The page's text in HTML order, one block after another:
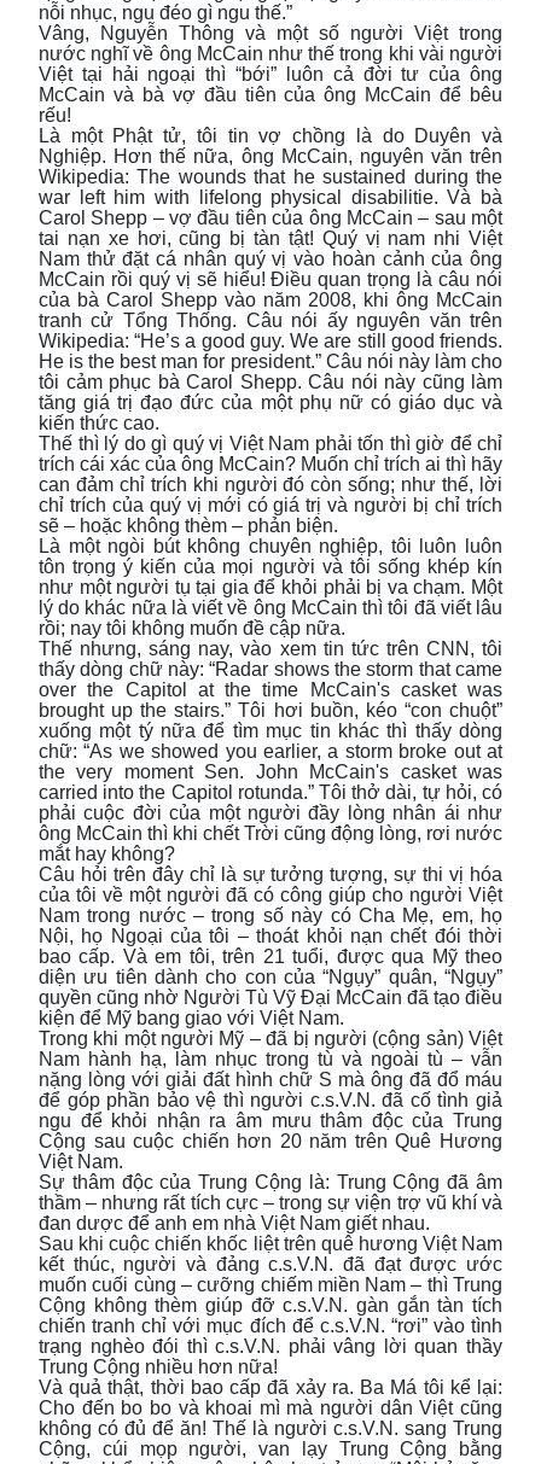
nỗi nhục, ngu đéo gì ngu thế.”
Vâng, Nguyễn Thông và một số người Việt trong
nước nghĩ về ông McCain như thế trong khi vài người
Việt tại hải ngoại thì “bới” luôn cả đời tư của ông
McCain và bà vợ đầu tiên của ông McCain để bêu
rếu!
Là một Phật tử, tôi tin vợ chồng là do Duyên và
Nghiệp. Hơn thế nữa, ông McCain, nguyên văn trên
Wikipedia: The wounds that he sustained during the
war left him with lifelong physical disabilitie. Và bà
Carol Shepp – vợ đầu tiên của ông McCain – sau một
tai nạn xe hơi, cũng bị tàn tật! Quý vị nam nhi Việt
Nam thử đặt cá nhân quý vị vào hoàn cảnh của ông
McCain rồi quý vị sẽ hiểu! Điều quan trọng là câu nói
của bà Carol Shepp vào năm 2008, khi ông McCain
tranh cử Tổng Thống. Câu nói ấy nguyên văn trên
Wikipedia: “He’s a good guy. We are still good friends.
He is the best man for president.” Câu nói này làm cho
tôi cảm phục bà Carol Shepp. Câu nói này cũng làm
tăng giá trị đạo đức của một phụ nữ có giáo dục và
kiến thức cao.
Thế thì lý do gì quý vị Việt Nam phải tốn thì giờ để chỉ
trích cái xác của ông McCain? Muốn chỉ trích ai thì hãy
can đảm chỉ trích khi người đó còn sống; như thế, lời
chỉ trích của quý vị mới có giá trị và người bị chỉ trích
sẽ – hoặc không thèm – phản biện.
Là một ngòi bút không chuyên nghiệp, tôi luôn luôn
tôn trọng ý kiến của mọi người và tôi sống khép kín
như một người tụ tại gia để khỏi phải bị va chạm. Một
lý do khác nữa là viết về ông McCain thì tôi đã viết lâu
rồi; nay tôi không muốn đề cập nữa.
Thế nhưng, sáng nay, vào xem tin tức trên CNN, tôi
thấy dòng chữ này: “Radar shows the storm that came
over the Capitol at the time McCain's casket was
brought up the stairs.” Tôi hơi buồn, kéo “con chuột”
xuống một tý nữa để tìm mục tin khác thì thấy dòng
chữ: “As we showed you earlier, a storm broke out at
the very moment Sen. John McCain's casket was
carried into the Capitol rotunda.” Tôi thở dài, tự hỏi, có
phải cuộc đời của một người đầy lòng nhân ái như
ông McCain thì khi chết Trời cũng động lòng, rơi nước
mắt hay không?
Câu hỏi trên đây chỉ là sự tưởng tượng, sự thi vị hóa
của tôi về một người đã có công giúp cho người Việt
Nam trong nước – trong số này có Cha Mẹ, em, họ
Nội, họ Ngoại của tôi – thoát khỏi nạn chết đói thời
bao cấp. Và em tôi, trên 21 tuổi, được qua Mỹ theo
diện ưu tiên dành cho con của “Ngụy” quân, “Ngụy”
quyền cũng nhờ Người Tù Vỹ Đại McCain đã tạo điều
kiện để Mỹ bang giao với Việt Nam.
Trong khi một người Mỹ – đã bị người (cộng sản) Việt
Nam hành hạ, làm nhục trong tù và ngoài tù – vẫn
nặng lòng với giải đất hình chữ S mà ông đã đổ máu
để góp phần bảo vệ thì người c.s.V.N. đã cố tình giả
ngu để khỏi nhận ra âm mưu thâm độc của Trung
Cộng sau cuộc chiến hơn 20 năm trên Quê Hương
Việt Nam.
Sự thâm độc của Trung Cộng là: Trung Cộng đã âm
thầm – nhưng rất tích cực – trong sự viện trợ vũ khí và
đan dược để anh em nhà Việt Nam giết nhau.
Sau khi cuộc chiến khốc liệt trên quê hương Việt Nam
kết thúc, người và đảng c.s.V.N. đã đạt được ước
muốn cuối cùng – cưỡng chiếm miền Nam – thì Trung
Cộng không thèm giúp đỡ c.s.V.N. gàn gắn tàn tích
chiến tranh chỉ với mục đích để c.s.V.N. “rơi” vào tình
trạng nghèo đói thì c.s.V.N. phải vâng lời quan thầy
Trung Cộng nhiều hơn nữa!
Và quả thật, thời bao cấp đã xảy ra. Ba Má tôi kể lại:
Cho đến bo bo và khoai mì mà người dân Việt cũng
không có đủ để ăn! Thế là người c.s.V.N. sang Trung
Cộng, cúi mọp người, van lạy Trung Cộng bằng